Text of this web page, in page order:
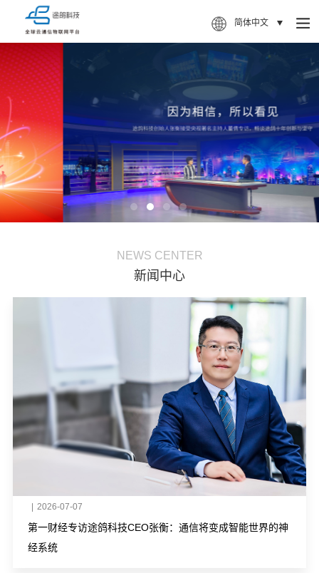
简体中文
NEWS CENTER
新闻中心
2026-07-07
第一财经专访途鸽科技CEO张衡：通信将变成智能世界的神
经系统